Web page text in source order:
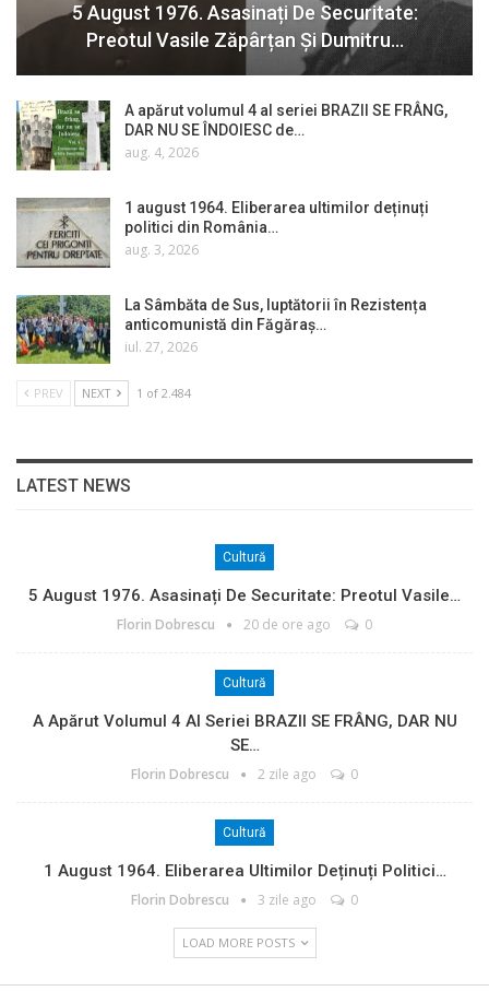
5 August 1976. Asasinați De Securitate:
Preotul Vasile Zăpârțan Și Dumitru…
A apărut volumul 4 al seriei BRAZII SE FRÂNG,
DAR NU SE ÎNDOIESC de…
aug. 4, 2026
1 august 1964. Eliberarea ultimilor deținuți
politici din România…
aug. 3, 2026
La Sâmbăta de Sus, luptătorii în Rezistența
anticomunistă din Făgăraș…
iul. 27, 2026
PREV NEXT 1 of 2.484
LATEST NEWS
Cultură
5 August 1976. Asasinați De Securitate: Preotul Vasile…
Florin Dobrescu 20 de ore ago 0
Cultură
A Apărut Volumul 4 Al Seriei BRAZII SE FRÂNG, DAR NU
SE…
Florin Dobrescu 2 zile ago 0
Cultură
1 August 1964. Eliberarea Ultimilor Deținuți Politici…
Florin Dobrescu 3 zile ago 0
LOAD MORE POSTS